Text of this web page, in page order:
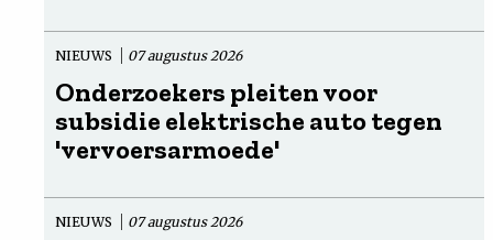
NIEUWS 07 augustus 2026
Onderzoekers pleiten voor
subsidie elektrische auto tegen
'vervoersarmoede'
NIEUWS 07 augustus 2026